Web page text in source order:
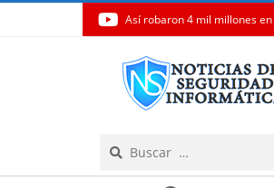
Así robaron 4 mil millones